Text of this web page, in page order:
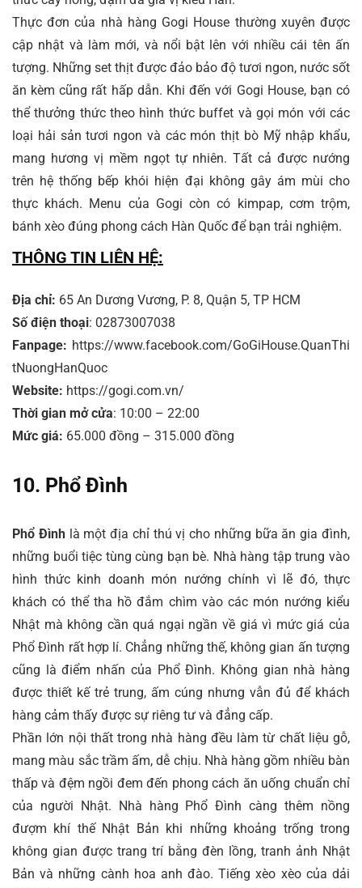
Thực đơn của nhà hàng Gogi House thường xuyên được
cập nhật và làm mới, và nổi bật lên với nhiều cái tên ấn
tượng. Những set thịt được đảo bảo độ tươi ngon, nước sốt
ăn kèm cũng rất hấp dẫn. Khi đến với Gogi House, bạn có
thể thưởng thức theo hình thức buffet và gọi món với các
loại hải sản tươi ngon và các món thịt bò Mỹ nhập khẩu,
mang hương vị mềm ngọt tự nhiên. Tất cả được nướng
trên hệ thống bếp khói hiện đại không gây ám mùi cho
thực khách. Menu của Gogi còn có kimpap, cơm trộm,
bánh xèo đúng phong cách Hàn Quốc để bạn trải nghiệm.
THÔNG TIN LIÊN HỆ:
Địa chỉ: 65 An Dương Vương, P. 8, Quận 5, TP HCM
Số điện thoại: 02873007038
Fanpage: https://www.facebook.com/GoGiHouse.QuanThi
tNuongHanQuoc
Website: https://gogi.com.vn/
Thời gian mở cửa: 10:00 – 22:00
Mức giá: 65.000 đồng – 315.000 đồng
10. Phổ Đình
Phổ Đìnhlà một địa chỉ thú vị cho những bữa ăn gia đình,
những buổi tiệc tùng cùng bạn bè. Nhà hàng tập trung vào
hình thức kinh doanh món nướng chính vì lẽ đó, thực
khách có thể tha hồ đắm chìm vào các món nướng kiểu
Nhật mà không cần quá ngại ngần về giá vì mức giá của
Phổ Đình rất hợp lí. Chẳng những thế, không gian ấn tượng
cũng là điểm nhấn của Phổ Đình. Không gian nhà hàng
được thiết kế trẻ trung, ấm cúng nhưng vẫn đủ để khách
hàng cảm thấy được sự riêng tư và đẳng cấp.
Phần lớn nội thất trong nhà hàng đều làm từ chất liệu gỗ,
mang màu sắc trầm ấm, dễ chịu. Nhà hàng gồm nhiều bàn
thấp và đệm ngồi đem đến phong cách ăn uống chuẩn chỉ
của người Nhật. Nhà hàng Phổ Đình càng thêm nồng
đượm khí thế Nhật Bản khi những khoảng trống trong
không gian được trang trí bằng đèn lồng, tranh ảnh Nhật
Bản và những cành hoa anh đào. Tiếng xèo xèo của dải